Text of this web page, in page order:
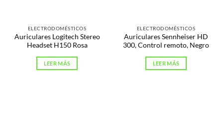
ELECTRODOMÉSTICOS
Auriculares Logitech Stereo
Headset H150 Rosa
LEER MÁS
ELECTRODOMÉSTICOS
Auriculares Sennheiser HD
300, Control remoto, Negro
LEER MÁS